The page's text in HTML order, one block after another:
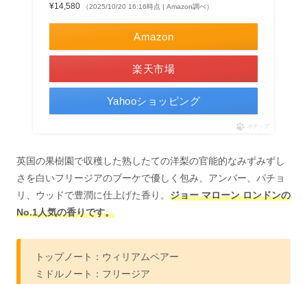
¥14,580
（2025/10/20 16:16時点 | Amazon調べ）
Amazon
楽天市場
Yahooショッピング
ポチップ
英国の果樹園で収穫した熟したての洋梨の官能的なみずみずし
さを白いフリージアのブーケで優しく包み、アンバー、パチョ
リ、ウッドで豊潤に仕上げた香り。 ジョー マローン ロンドンの
No.1人気の香りです。
トップノート：ウィリアムペアー
ミドルノート：フリージア